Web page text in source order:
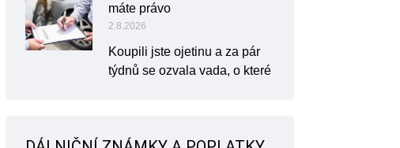
máte právo
2.8.2026
Koupili jste ojetinu a za pár
týdnů se ozvala vada, o které